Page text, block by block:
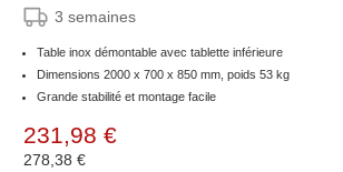
3 semaines
Table inox démontable avec tablette inférieure
Dimensions 2000 x 700 x 850 mm, poids 53 kg
Grande stabilité et montage facile
231,98 €
278,38 €